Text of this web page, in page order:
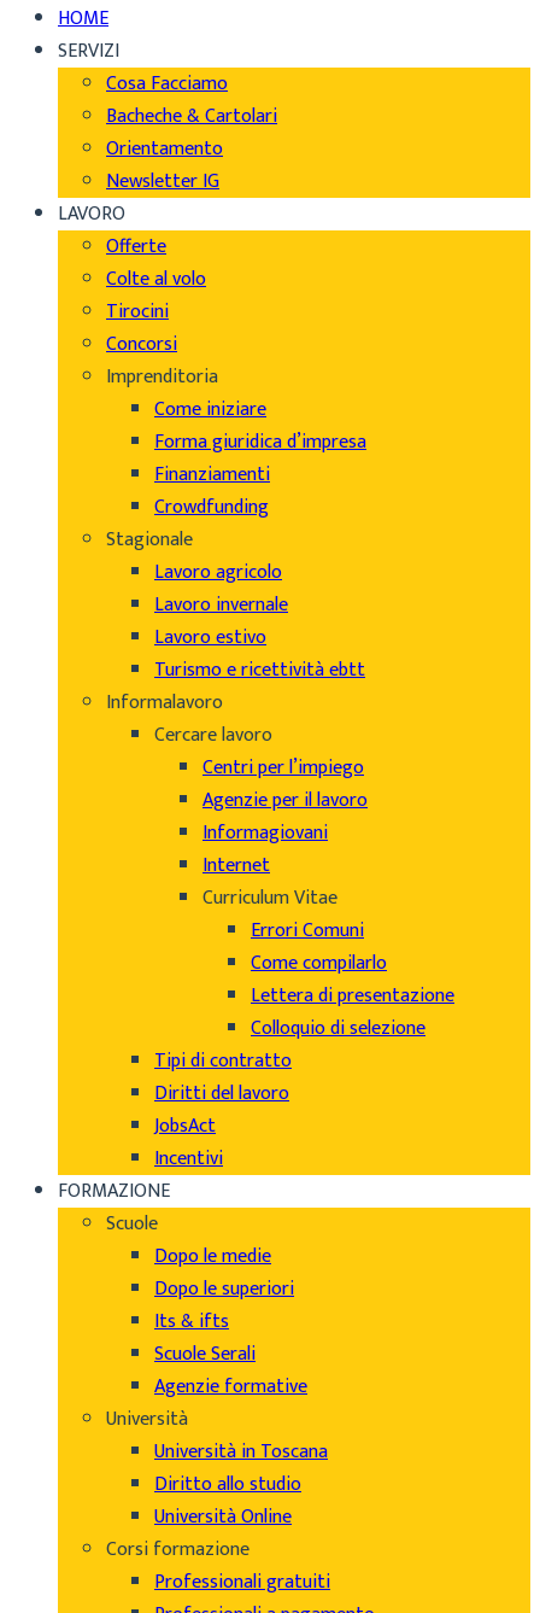
HOME
SERVIZI
Cosa Facciamo
Bacheche & Cartolari
Orientamento
Newsletter IG
LAVORO
Offerte
Colte al volo
Tirocini
Concorsi
Imprenditoria
Come iniziare
Forma giuridica d’impresa
Finanziamenti
Crowdfunding
Stagionale
Lavoro agricolo
Lavoro invernale
Lavoro estivo
Turismo e ricettività ebtt
Informalavoro
Cercare lavoro
Centri per l’impiego
Agenzie per il lavoro
Informagiovani
Internet
Curriculum Vitae
Errori Comuni
Come compilarlo
Lettera di presentazione
Colloquio di selezione
Tipi di contratto
Diritti del lavoro
JobsAct
Incentivi
FORMAZIONE
Scuole
Dopo le medie
Dopo le superiori
Its & ifts
Scuole Serali
Agenzie formative
Università
Università in Toscana
Diritto allo studio
Università Online
Corsi formazione
Professionali gratuiti